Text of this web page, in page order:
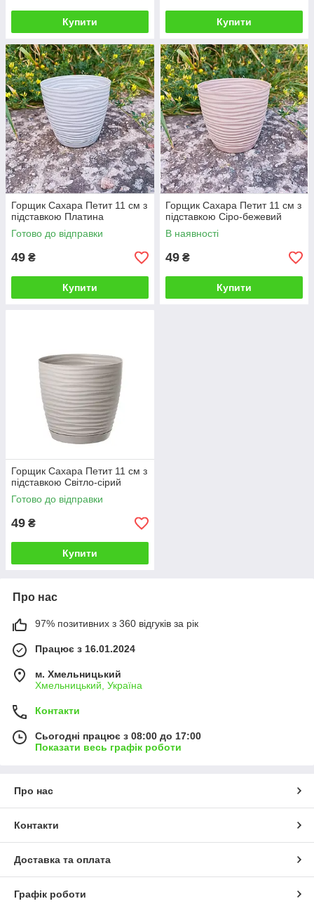
Купити Купити
Горщик Сахара Петит 11 см з
підставкою Платина
Готово до відправки
49 ₴
Купити
Горщик Сахара Петит 11 см з
підставкою Сіро-бежевий
В наявності
49 ₴
Купити
Горщик Сахара Петит 11 см з
підставкою Світло-сірий
Готово до відправки
49 ₴
Купити
Про нас
97% позитивних з 360 відгуків за рік
Працює з 16.01.2024
м. Хмельницький
Хмельницький, Україна
Контакти
Сьогодні працює з 08:00 до 17:00
Показати весь графік роботи
Про нас
Контакти
Доставка та оплата
Графік роботи